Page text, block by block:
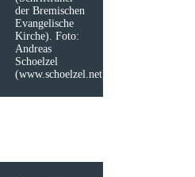
der Bremischen
Evangelische
Kirche). Foto:
Andreas
Schoelzel
(www.schoelzel.net)